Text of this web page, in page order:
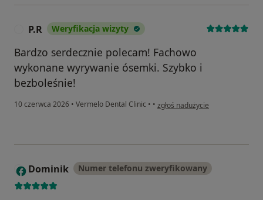
P.R Weryfikacja wizyty
Bardzo serdecznie polecam! Fachowo
wykonane wyrywanie ósemki. Szybko i
bezboleśnie!
10 czerwca 2026 • Vermelo Dental Clinic • • w opinii użytkownika P.R
zgłoś nadużycie
D Dominik Numer telefonu zweryfikowany